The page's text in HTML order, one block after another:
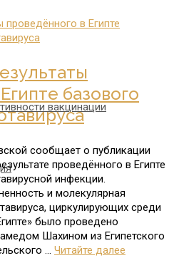
вакцинации
базового
сообщает о публикации
проведённого в Египте
инфекции.
и молекулярная
циркулирующих среди
было проведено
Шахином из Египетского
… Читайте далее